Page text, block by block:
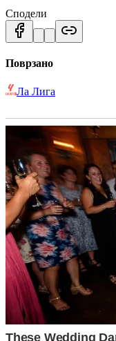
Сподели
Поврзано
Ла Лига